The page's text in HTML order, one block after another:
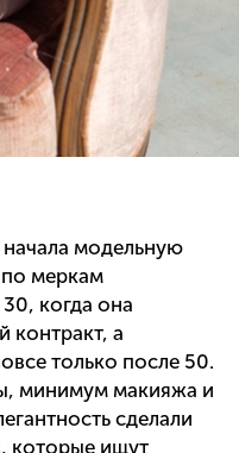
модельную
по меркам
когда она
контракт, а
только после 50.
минимум макияжа и
сделали
которые ищут